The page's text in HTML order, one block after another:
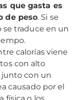
que gasta es
de peso. Si se
se traduce en un
calorías viene
con alto
junto con un
causado por el
física o los